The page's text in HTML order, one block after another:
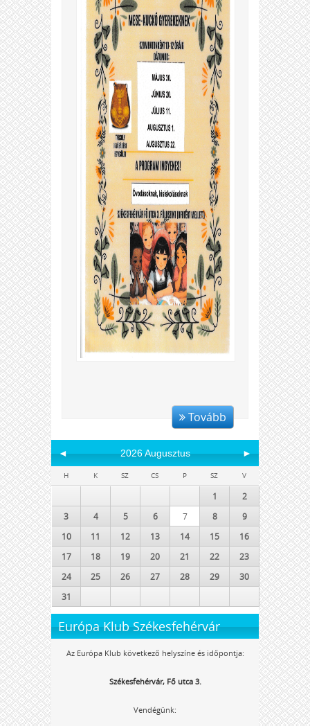
Tovább
◄ 2026 Augusztus ►
H K SZ CS P SZ V
1
2
3
4 5 6 7 8
9
10
11 12 13 14 15
16
17
18 19 20 21 22
23
24
25 26 27 28 29
30
31
Európa Klub Székesfehérvár
Az Európa Klub következő helyszíne és időpontja:
Székesfehérvár, Fő utca 3.
Vendégünk: